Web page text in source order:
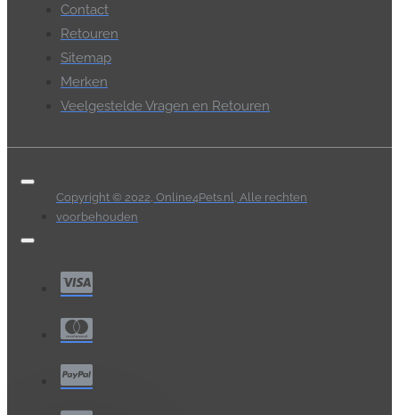
Contact
Retouren
Sitemap
Merken
Veelgestelde Vragen en Retouren
Copyright © 2022, Online4Pets.nl, Alle rechten
voorbehouden